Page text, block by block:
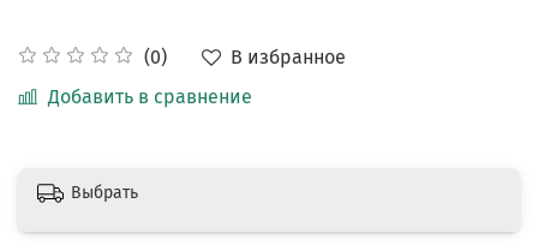
(0)
В избранное
Добавить в сравнение
Выбрать